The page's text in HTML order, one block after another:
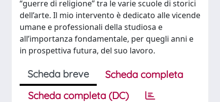
“guerre di religione” tra le varie scuole di storici
dell’arte. Il mio intervento è dedicato alle vicende
umane e professionali della studiosa e
all’importanza fondamentale, per quegli anni e
in prospettiva futura, del suo lavoro.
Scheda breve
Scheda completa
Scheda completa (DC)